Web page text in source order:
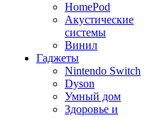
HomePod
Акустические
системы
Винил
Гаджеты
Nintendo Switch
Dyson
Умный дом
Здоровье и